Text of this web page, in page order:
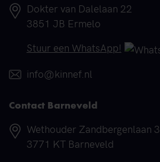
Adres
Dokter van Dalelaan 22
3851 JB Ermelo
Telefoonnummer
Stuur een WhatsApp!
E-mail
info@kinnef.nl
Contact Barneveld
Adres
Wethouder Zandbergenlaan 3
3771 KT Barneveld